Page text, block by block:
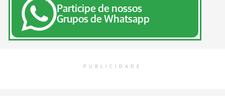
Participe de nossos
Grupos de Whatsapp
PUBLICIDADE